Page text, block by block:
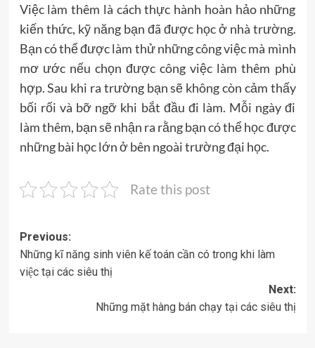
Việc làm thêm là cách thực hành hoàn hảo những
kiến thức, kỹ năng bạn đã được học ở nhà trường.
Bạn có thể được làm thử những công việc mà mình
mơ ước nếu chọn được công việc làm thêm phù
hợp. Sau khi ra trường bạn sẽ không còn cảm thấy
bối rối và bỡ ngỡ khi bắt đầu đi làm. Mỗi ngày đi
làm thêm, bạn sẽ nhận ra rằng bạn có thể học được
những bài học lớn ở bên ngoài trường đại học.
Rate this post
Post
navigation
Previous:
Những kĩ năng sinh viên kế toán cần có trong khi làm
việc tại các siêu thị
Next:
Những mặt hàng bán chạy tại các siêu thị